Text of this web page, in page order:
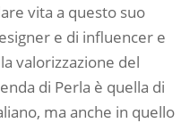
vita a questo suo
e di influencer e
valorizzazione del
di Perla è quella di
ma anche in quello